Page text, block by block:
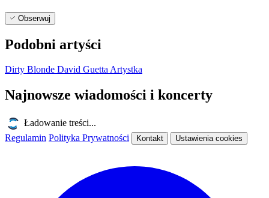
Obserwuj
Podobni artyści
Dirty Blonde David GuettaArtystka
Najnowsze wiadomości i koncerty
Ładowanie treści...
Regulamin Polityka Prywatności Kontakt Ustawienia cookies